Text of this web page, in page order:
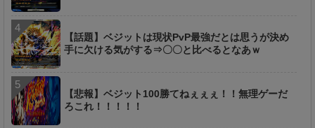
【話題】ベジットは現状PvP最強だとは思うが決め
手に欠ける気がする⇒〇〇と比べるとなあｗ
【悲報】ベジット100勝てねぇぇぇ！！無理ゲーだ
ろこれ！！！！！